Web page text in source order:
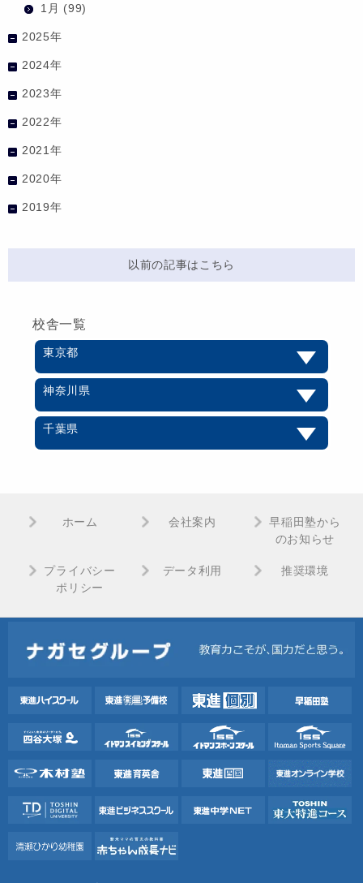
1月 (99)
2025年
2024年
2023年
2022年
2021年
2020年
2019年
以前の記事はこちら
校舎一覧
東京都
神奈川県
千葉県
ホーム 会社案内
早稲田塾から
のお知らせ
プライバシー
ポリシー
データ利用 推奨環境